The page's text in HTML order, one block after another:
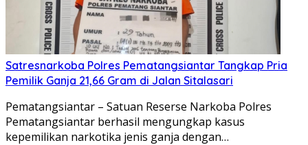
Satresnarkoba Polres Pematangsiantar Tangkap Pria
Pemilik Ganja 21,66 Gram di Jalan Sitalasari
Pematangsiantar – Satuan Reserse Narkoba Polres
Pematangsiantar berhasil mengungkap kasus
kepemilikan narkotika jenis ganja dengan…